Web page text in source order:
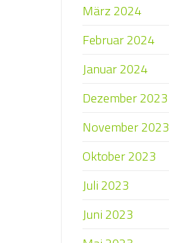
März 2024
Februar 2024
Januar 2024
Dezember 2023
November 2023
Oktober 2023
Juli 2023
Juni 2023